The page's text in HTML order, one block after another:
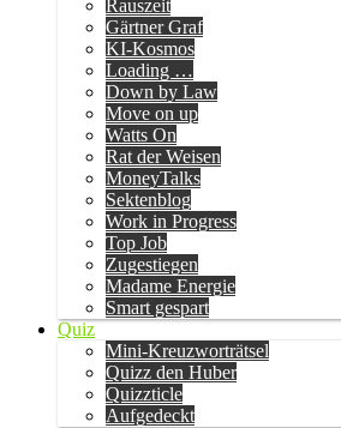
Rauszeit
Gärtner Graf
KI-Kosmos
Loading …
Down by Law
Move on up
Watts On
Rat der Weisen
MoneyTalks
Sektenblog
Work in Progress
Top Job
Zugestiegen
Madame Energie
Smart gespart
Quiz
Mini-Kreuzworträtsel
Quizz den Huber
Quizzticle
Aufgedeckt